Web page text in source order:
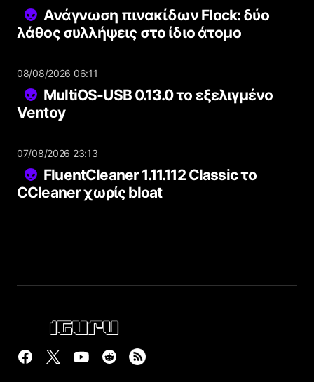
Ανάγνωση πινακίδων Flock: δύο
λάθος συλλήψεις στο ίδιο άτομο
08/08/2026 06:11
MultiOS-USB 0.13.0 το εξελιγμένο
Ventoy
07/08/2026 23:13
FluentCleaner 1.11.112 Classic το
CCleaner χωρίς bloat